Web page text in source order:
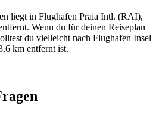
liegt in Flughafen Praia Intl. (RAI),
Wenn du für deinen Reiseplan
du vielleicht nach Flughafen Insel
km entfernt ist.